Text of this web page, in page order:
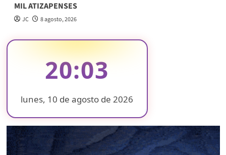
MIL ATIZAPENSES
JC 8 agosto, 2026
20:03
lunes, 10 de agosto de 2026
❄
❄